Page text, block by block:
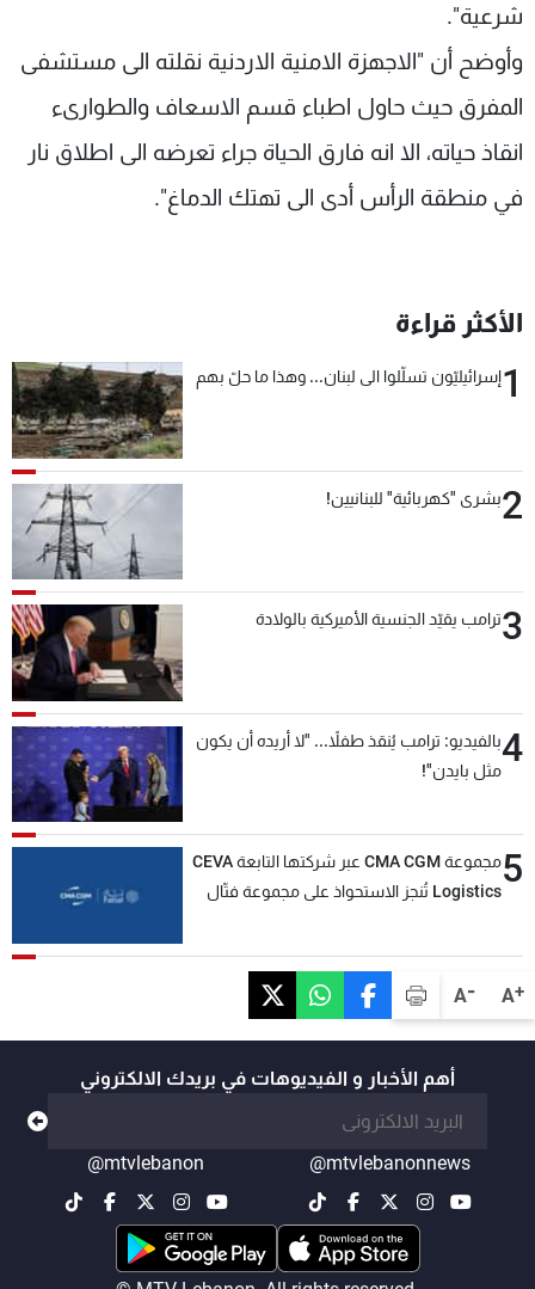
A+
A-
شرعية".
وأوضح أن "الاجهزة الامنية الاردنية نقلته الى مستشفى
المفرق حيث حاول اطباء قسم الاسعاف والطوارىء
انقاذ حياته، الا انه فارق الحياة جراء تعرضه الى اطلاق نار
في منطقة الرأس أدى الى تهتك الدماغ".
الأكثر قراءة
1إسرائيليّون تسلّلوا الى لبنان... وهذا ما حلّ بهم
2بشرى "كهربائية" للبنانيين!
3ترامب يقيّد الجنسية الأميركية بالولادة
4بالفيديو: ترامب يُنقذ طفلاً... "لا أريده أن يكون
مثل بايدن"!
5
مجموعة CMA CGM عبر شركتها التابعة CEVA
Logistics تُنجز الاستحواذ على مجموعة فتّال
أهم الأخبار و الفيديوهات في بريدك الالكتروني
@mtvlebanonnews
@mtvlebanon